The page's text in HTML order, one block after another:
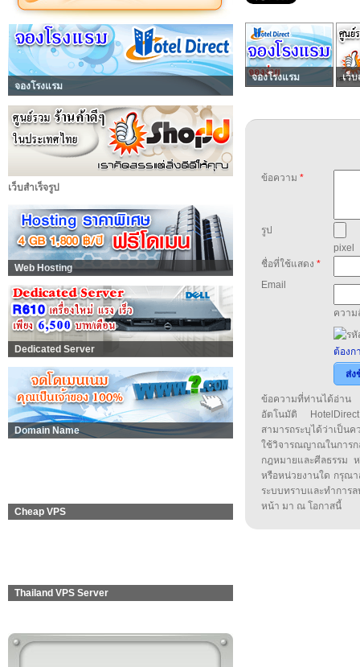
จองโรงแรม
เว็บสำเร็จรูป
Web Hosting
Dedicated Server
Domain Name
Cheap VPS
Thailand VPS Server
จองโรงแรม เว็บ
ข้อความ *
รูป
pixel
ชื่อที่ใช้แสดง *
Email
ความ
ต้องก
ส่ง
ข้อความที่ท่านได้อ่าน
อัตโนมัติ
สามารถระบุได้ว่าเป็น
ใช้วิจารณญาณในกา
กฎหมายและศีลธรรม
หรือหน่วยงานใด กรุณา
ระบบทราบและทำกา
หน้า มา ณ โอกาสนี้